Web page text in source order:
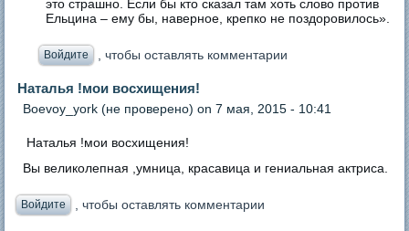
это страшно. Если бы кто сказал там хоть слово против
Ельцина – ему бы, наверное, крепко не поздоровилось».
Войдите , чтобы оставлять комментарии
Наталья !мои восхищения!
Boevoy_york (не проверено) on 7 мая, 2015 - 10:41
Наталья !мои восхищения!
Вы великолепная ,умница, красавица и гениальная актриса.
Войдите , чтобы оставлять комментарии